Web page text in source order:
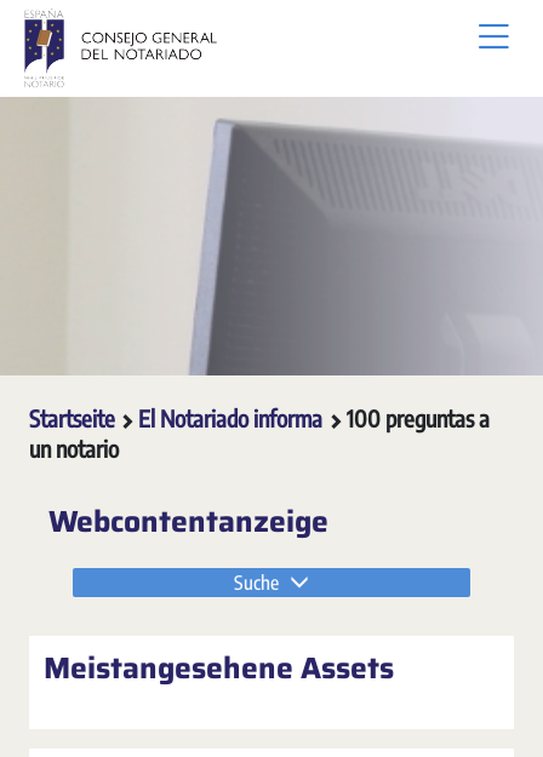
Zum Hauptinhalt springen
Startseite El Notariado informa
100 preguntas a
un notario
Webcontentanzeige
Suche
Meistangesehene Assets